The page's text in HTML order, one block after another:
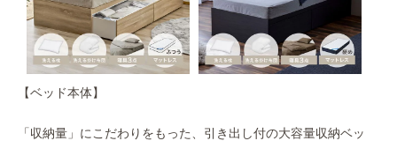
【ベッド本体】
「収納量」にこだわりをもった、引き出し付の大容量収納ベッ